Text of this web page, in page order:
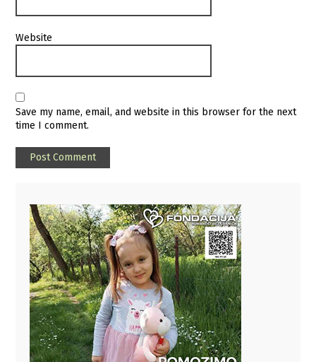
Website
Save my name, email, and website in this browser for the next
time I comment.